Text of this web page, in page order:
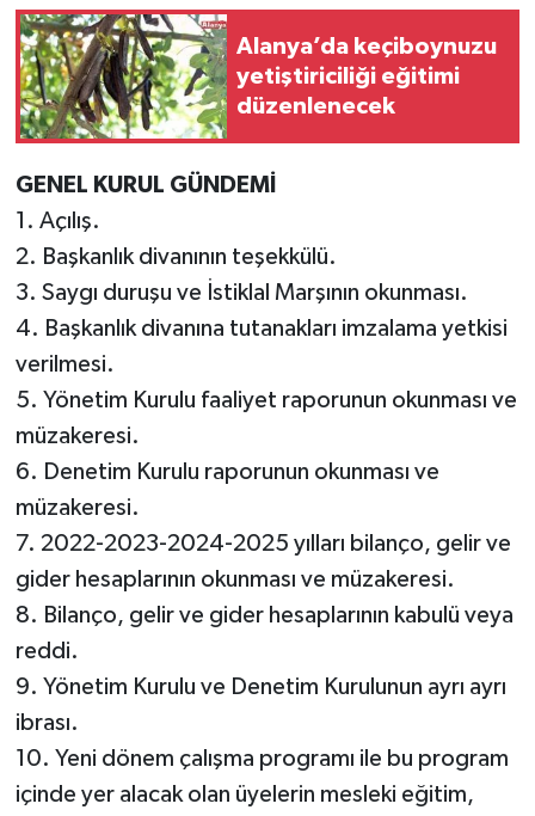
Alanya’da keçiboynuzu
yetiştiriciliği eğitimi
düzenlenecek
GENEL KURUL GÜNDEMİ
1. Açılış.
2. Başkanlık divanının teşekkülü.
3. Saygı duruşu ve İstiklal Marşının okunması.
4. Başkanlık divanına tutanakları imzalama yetkisi
verilmesi.
5. Yönetim Kurulu faaliyet raporunun okunması ve
müzakeresi.
6. Denetim Kurulu raporunun okunması ve
müzakeresi.
7. 2022-2023-2024-2025 yılları bilanço, gelir ve
gider hesaplarının okunması ve müzakeresi.
8. Bilanço, gelir ve gider hesaplarının kabulü veya
reddi.
9. Yönetim Kurulu ve Denetim Kurulunun ayrı ayrı
ibrası.
10. Yeni dönem çalışma programı ile bu program
içinde yer alacak olan üyelerin mesleki eğitim,